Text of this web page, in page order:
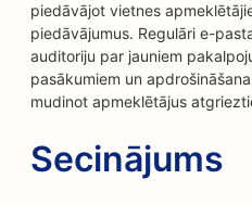
piedāvājot vietnes
piedāvājumus. Regulāri e-
auditoriju par jauniem
pasākumiem un
mudinot apmeklētājus
Secinājums